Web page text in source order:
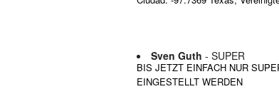
Sven Guth - SUPER
BIS JETZT EINFACH NUR
EINGESTELLT WERDEN